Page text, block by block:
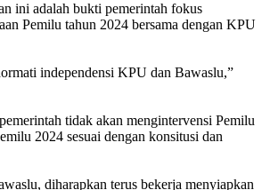
ini adalah bukti pemerintah fokus
Pemilu tahun 2024 bersama dengan KPU
independensi KPU dan Bawaslu,”
tidak akan mengintervensi Pemilu
2024 sesuai dengan konsitusi dan
diharapkan terus bekerja menyiapkan